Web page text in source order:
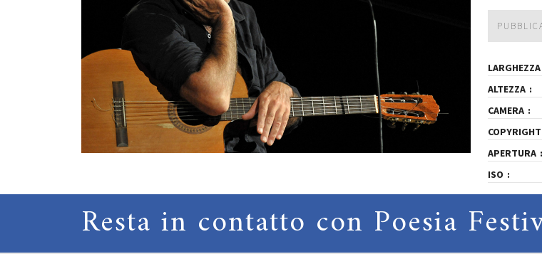
LARGHEZZA
ALTEZZA
CAMERA
COPYRIGHT
APERTURA
ISO
Resta in contatto con Poesia